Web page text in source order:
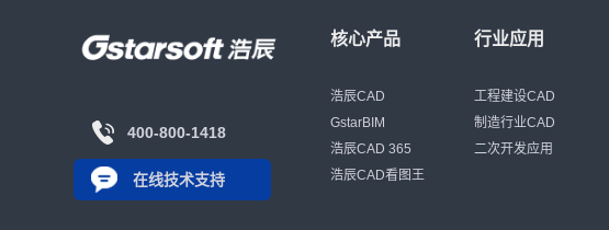
400-800-1418
在线技术支持
核心产品
浩辰CAD
GstarBIM
浩辰CAD 365
浩辰CAD看图王
行业应用
工程建设CAD
制造行业CAD
二次开发应用